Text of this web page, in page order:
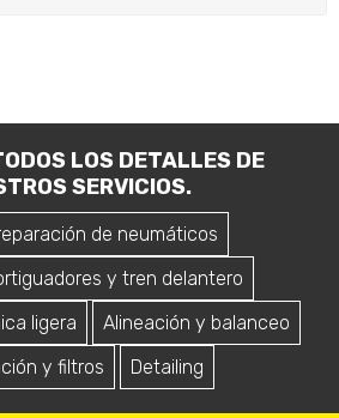
LOS DETALLES DE
SERVICIOS.
de neumáticos
y tren delantero
ligera
Alineación y balanceo
y filtros
Detailing